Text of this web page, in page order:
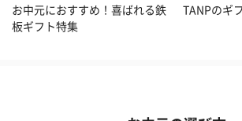
お中元におすすめ！喜ばれる鉄
板ギフト特集
TANPのギ